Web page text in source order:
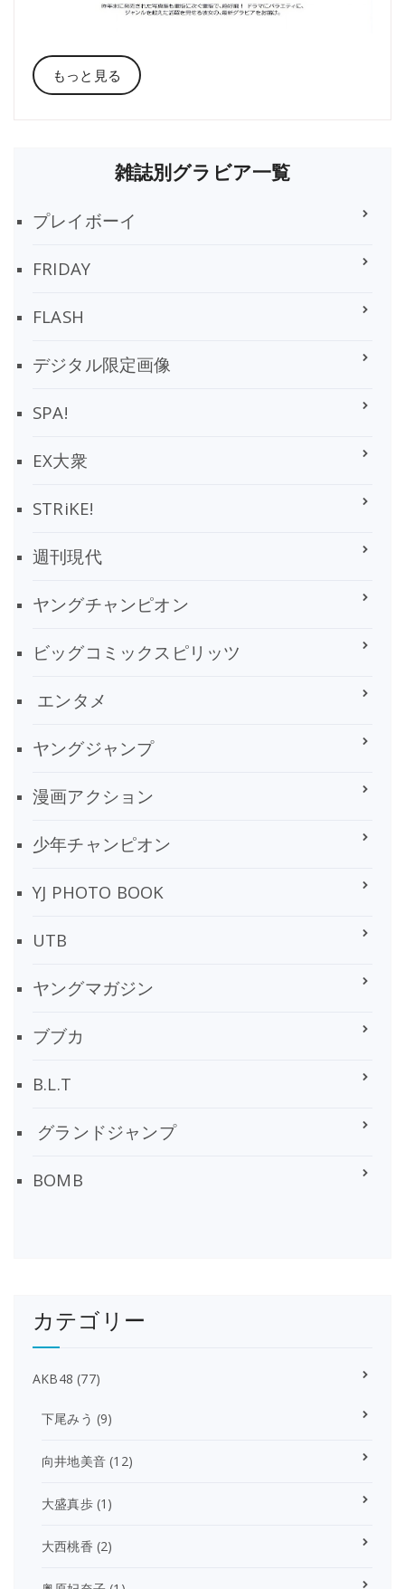
もっと見る
雑誌別グラビア一覧
プレイボーイ
FRIDAY
FLASH
デジタル限定画像
SPA!
EX大衆
STRiKE!
週刊現代
ヤングチャンピオン
ビッグコミックスピリッツ
エンタメ
ヤングジャンプ
漫画アクション
少年チャンピオン
YJ PHOTO BOOK
UTB
ヤングマガジン
ブブカ
B.L.T
グランドジャンプ
BOMB
カテゴリー
AKB48 (77)
下尾みう (9)
向井地美音 (12)
大盛真歩(1)
大西桃香 (2)